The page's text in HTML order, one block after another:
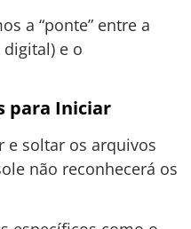
a “ponte” entre a
e o
para Iniciar
e soltar os arquivos
não reconhecerá os